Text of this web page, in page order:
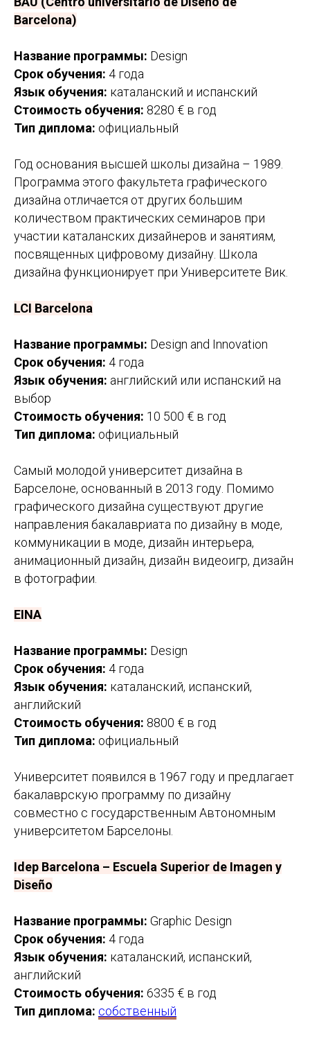
Barcelona)
Название программы: Design
Срок обучения: 4 года
Язык обучения: каталанский и испанский
Стоимость обучения: 8280 € в год
Тип диплома: официальный
Год основания высшей школы дизайна – 1989.
Программа этого факультета графического
дизайна отличается от других большим
количеством практических семинаров при
участии каталанских дизайнеров и занятиям,
посвященных цифровому дизайну. Школа
дизайна функционирует при Университете Вик.
LCI Barcelona
Название программы: Design and Innovation
Срок обучения: 4 года
Язык обучения: английский или испанский на
выбор
Стоимость обучения: 10 500 € в год
Тип диплома: официальный
Самый молодой университет дизайна в
Барселоне, основанный в 2013 году. Помимо
графического дизайна существуют другие
направления бакалавриата по дизайну в моде,
коммуникации в моде, дизайн интерьера,
анимационный дизайн, дизайн видеоигр, дизайн
в фотографии.
EINA
Название программы: Design
Срок обучения: 4 года
Язык обучения: каталанский, испанский,
английский
Стоимость обучения: 8800 € в год
Тип диплома: официальный
Университет появился в 1967 году и предлагает
бакалаврскую программу по дизайну
совместно с государственным Автономным
университетом Барселоны.
Idep Barcelona – Escuela Superior de Imagen y
Diseño
Название программы: Graphic Design
Срок обучения: 4 года
Язык обучения: каталанский, испанский,
английский
Стоимость обучения: 6335 € в год
Тип диплома: собственный
Не знаете, с чего начать?
Ваш номер телефона
Ваш email
Тема консультации
университет, оформить документы
Оставьте заявку прямо сейчас!